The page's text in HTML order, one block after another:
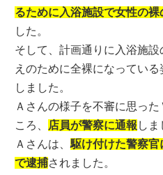
るために入浴施設で女性の裸
した。
そして、計画通りに入浴施
えのために全裸になっている
しました。
Ａさんの様子を不審に思っ
ころ、
店員が警察に通報 しま
Ａさんは、駆け付けた警察
で逮捕されました。